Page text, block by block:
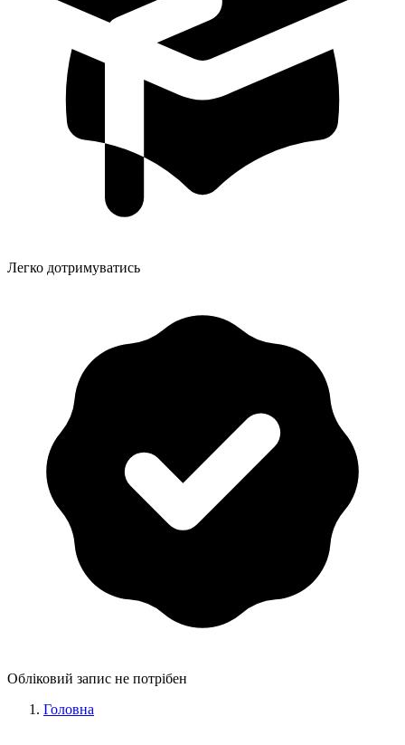
Легко дотримуватись
Обліковий запис не потрібен
Головна